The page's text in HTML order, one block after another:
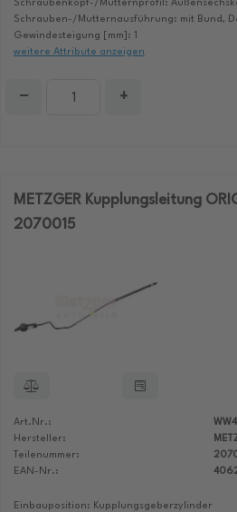
Schraubenkopf-/Mutternprofil:
Schrauben-/Mutternausführung: mit Bund,
Gewindesteigung [mm]: 1
weitere Attribute anzeigen
− +
METZGER Kupplungsleitung
2070015
Art.Nr.:
Hersteller:
Teilenummer:
EAN-Nr.:
Einbauposition: Kupplungsgeberzylinder